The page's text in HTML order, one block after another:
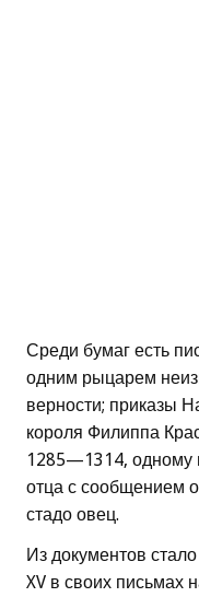
Среди бумаг есть
одним рыцарем
верности; приказы
короля Филиппа
1285—1314, одному
отца с сообщением
стадо овец.
Из документов
XV в своих письмах